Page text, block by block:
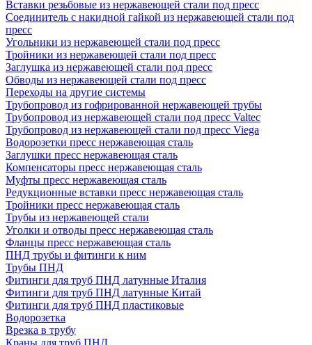
Вставки резьбовые из нержавеющей стали под пресс
Соединитель с накидной гайкой из нержавеющей стали под
пресс
Угольники из нержавеющей стали под пресс
Тройники из нержавеющей стали под пресс
Заглушка из нержавеющей стали под пресс
Обводы из нержавеющей стали под пресс
Переходы на другие системы
Трубопровод из гофрированной нержавеющей трубы
Трубопровод из нержавеющей стали под пресс Valtec
Трубопровод из нержавеющей стали под пресс Viega
Водорозетки пресс нержавеющая сталь
Заглушки пресс нержавеющая сталь
Компенсаторы пресс нержавеющая сталь
Муфты пресс нержавеющая сталь
Редукционные вставки пресс нержавеющая сталь
Тройники пресс нержавеющая сталь
Трубы из нержавеющей стали
Уголки и отводы пресс нержавеющая сталь
Фланцы пресс нержавеющая сталь
ПНД трубы и фитинги к ним
Трубы ПНД
Фитинги для труб ПНД латунные Италия
Фитинги для труб ПНД латунные Китай
Фитинги для труб ПНД пластиковые
Водорозетка
Врезка в трубу
Краны для труб ПНД